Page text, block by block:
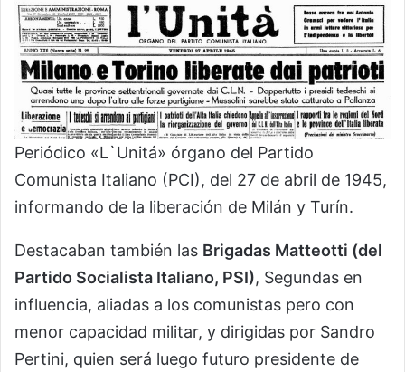
Periódico «L`Unitá» órgano del Partido
Comunista Italiano (PCI), del 27 de abril de 1945,
informando de la liberación de Milán y Turín.
Destacaban también las Brigadas Matteotti (del
Partido Socialista Italiano, PSI), Segundas en
influencia, aliadas a los comunistas pero con
menor capacidad militar, y dirigidas por Sandro
Pertini, quien será luego futuro presidente de